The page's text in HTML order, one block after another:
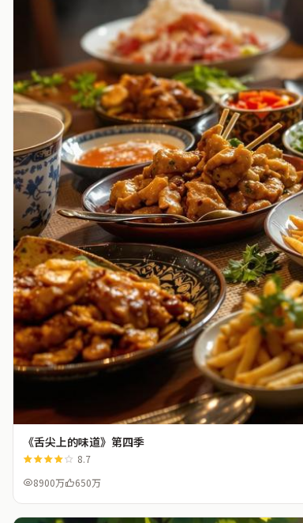
《舌尖上的味道》第四季
8.7
8900万
650万